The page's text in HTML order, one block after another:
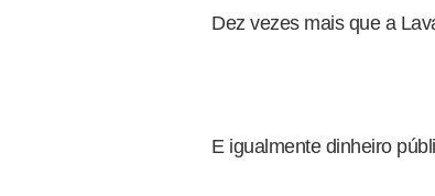
Dez vezes mais que a
E igualmente dinheiro